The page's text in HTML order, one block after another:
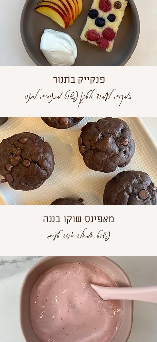
פנקייק בתנור
במקום לעמוד ולטגן פשוט מכניסים לתנור
מאפינס שוקו בננה
פשוט אמאלה איזה טעים